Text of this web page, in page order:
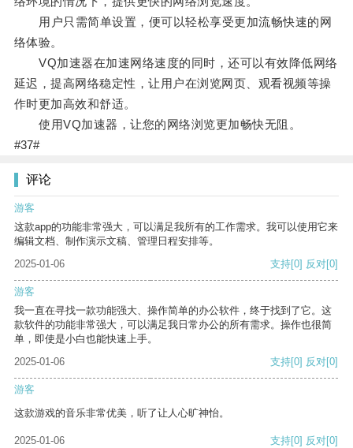
用户只需简单设置，便可以轻松享受更加流畅快速的网
络体验。
VQ加速器在加速网络速度的同时，还可以有效降低网络
延迟，提高网络稳定性，让用户在浏览网页、观看视频等操
作时更加高效和舒适。
使用VQ加速器，让您的网络浏览更加畅快无阻。
#37#
评论
游客
这款app的功能非常强大，可以满足我所有的工作需求。我可以使用它来
编辑文档、制作演示文稿、管理日程安排等。
2025-01-06
支持[0] 反对[0]
游客
我一直在寻找一款功能强大、操作简单的办公软件，终于找到了它。这
款软件的功能非常强大，可以满足我日常办公的所有需求。操作也很简
单，即使是小白也能快速上手。
2025-01-06
支持[0] 反对[0]
游客
这款游戏的音乐非常优美，听了让人心旷神怡。
2025-01-06 支持[0] 反对[0]